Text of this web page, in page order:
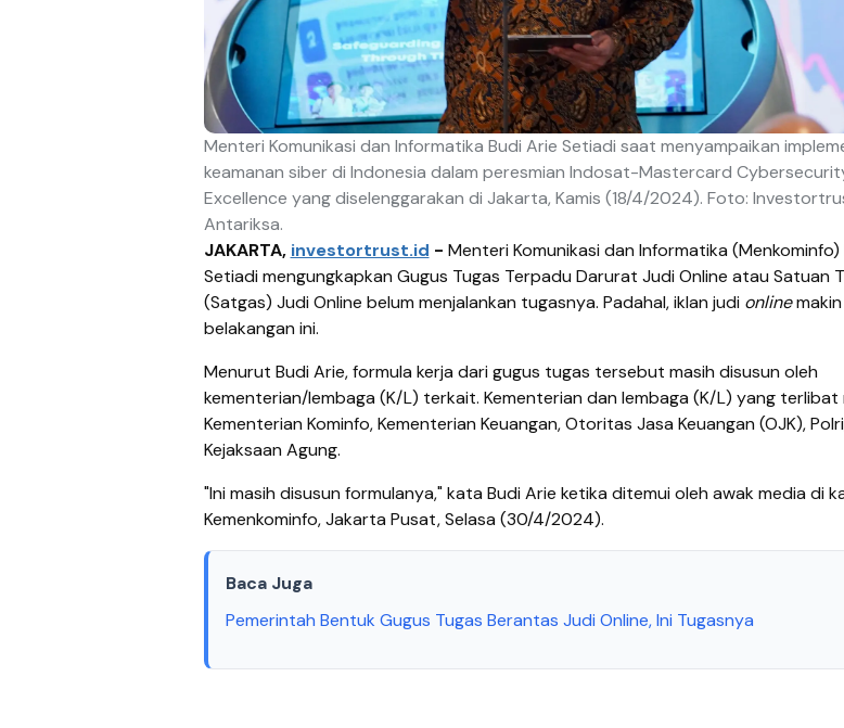
Menteri Komunikasi dan Informatika Budi Arie Setiadi saat menyampaikan
keamanan siber di Indonesia dalam peresmian Indosat-Mastercard
Excellence yang diselenggarakan di Jakarta, Kamis (18/4/2024). Foto:
Antariksa.
JAKARTA, investortrust.id - Menteri Komunikasi dan Informatika (Menkominfo)
Setiadi mengungkapkan Gugus Tugas Terpadu Darurat Judi Online atau Satuan
(Satgas) Judi Online belum menjalankan tugasnya. Padahal, iklan judi online
belakangan ini.
Menurut Budi Arie, formula kerja dari gugus tugas tersebut masih disusun oleh
kementerian/lembaga (K/L) terkait. Kementerian dan lembaga (K/L) yang terlibat
Kementerian Kominfo, Kementerian Keuangan, Otoritas Jasa Keuangan (OJK),
Kejaksaan Agung.
"Ini masih disusun formulanya," kata Budi Arie ketika ditemui oleh awak media di
Kemenkominfo, Jakarta Pusat, Selasa (30/4/2024).
Baca Juga
Pemerintah Bentuk Gugus Tugas Berantas Judi Online, Ini Tugasnya